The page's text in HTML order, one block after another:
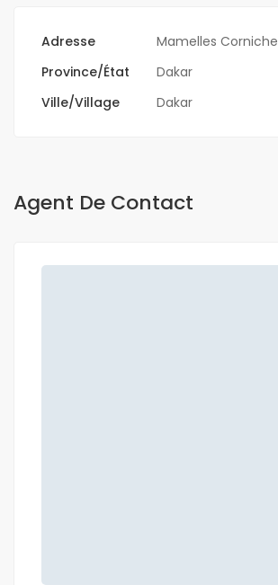
Adresse
Mamelles Corniche
Province/État
Dakar
Ville/Village
Dakar
Agent De Contact